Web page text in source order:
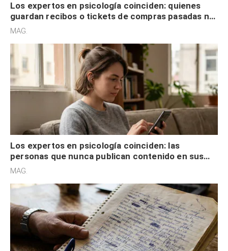
Los expertos en psicología coinciden: quienes
guardan recibos o tickets de compras pasadas no
son acumuladores, sino que tienen necesidad de
MAG.
Los expertos en psicología coinciden: las
personas que nunca publican contenido en sus
redes sociales no pretenden buscar validación
MAG.